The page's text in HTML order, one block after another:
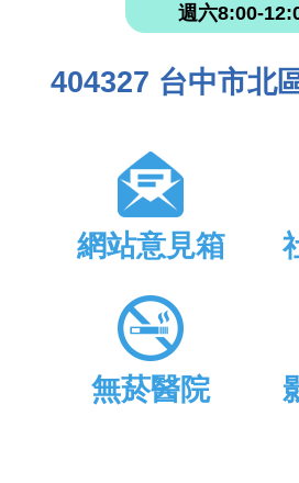
週六8:00-
404327 台中市北
網站意見箱
無菸醫院